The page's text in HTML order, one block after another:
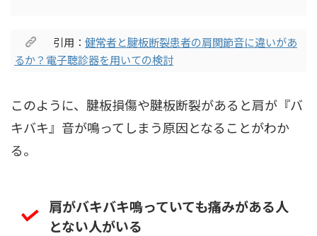
引用： 健常者と腱板断裂患者の肩関節音に違いがあ
るか？電子聴診器を用いての検討
このように、腱板損傷や腱板断裂があると肩が『バ
キバキ』音が鳴ってしまう原因となることがわか
る。
肩がバキバキ鳴っていても痛みがある人
とない人がいる